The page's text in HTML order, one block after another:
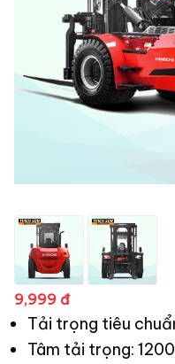
9,999 đ
Tải trọng tiêu
Tâm tải trọng: